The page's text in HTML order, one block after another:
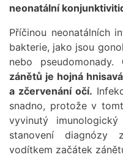
neonatální
Příčinou neonatálních
bakterie, jako jsou
nebo pseudomonady.
zánětů je hojná
a zčervenání očí.
snadno, protože v
vyvinutý
stanovení diagnózy
vodítkem začátek